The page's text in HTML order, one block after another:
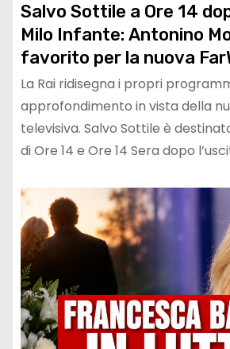
Salvo Sottile a Ore 14
Milo Infante: Antonino
favorito per la nuova
La Rai ridisegna i propri
approfondimento in vista della
televisiva. Salvo Sottile è
di Ore 14 e Ore 14 Sera dopo